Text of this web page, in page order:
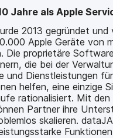
Jahre als Apple
2013 gegründet
Apple Geräte von
Die proprietäre
die bei der
und Dienstleistungen
helfen, eine einzige
rationalisiert. Mit den
Partner ihre
skalieren.